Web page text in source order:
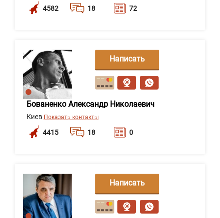
4582 18 72
Бованенко Александр Николаевич
Киев Показать контакты
4415 18 0
Написать
сообщение
Написать
сообщение